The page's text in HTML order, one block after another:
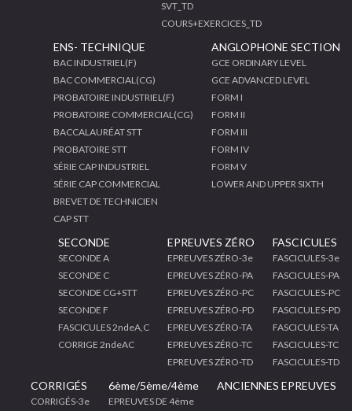
SVT_TD
COURS+EXERCICES_TD
ENS- TECHNIQUE
BAC INDUSTRIEL(F)
BAC COMMERCIAL(CG)
PROBATOIRE INDUSTRIEL(F)
PROBATOIRE COMMERCIAL(CG)
BACCALAURÉAT STT
PROBATOIRE STT
SÉRIE CAP INDUSTRIEL
SÉRIE CAP COMMERCIAL
BREVET DE TECHNICIEN
CAP STT
ANGLOPHONE SECTION
GCE ORDINARY LEVEL
GCE ADVANCED LEVEL
FORM I
FORM II
FORM III
FORM IV
FORM V
LOWER AND UPPER SIXTH
SECONDE
SECONDE A
SECONDE C
SECONDE CG+STT
SECONDE F
FASCICULES 2ndeA,C
CORRIGE 2ndeAC
EPREUVES ZÉRO
EPREUVES ZÉRO-3e
EPREUVES ZÉRO-PA
EPREUVES ZÉRO-PC
EPREUVES ZÉRO-PD
EPREUVES ZÉRO-TA
EPREUVES ZÉRO-TC
EPREUVES ZÉRO-TD
FASCICULES
FASCICULES-3e
FASCICULES-PA
FASCICULES-PC
FASCICULES-PD
FASCICULES-TA
FASCICULES-TC
FASCICULES-TD
CORRIGÉS
CORRIGÉS-3e
6ème/5ème/4ème
EPREUVES DE 4ème
ANCIENNES EPREUVES